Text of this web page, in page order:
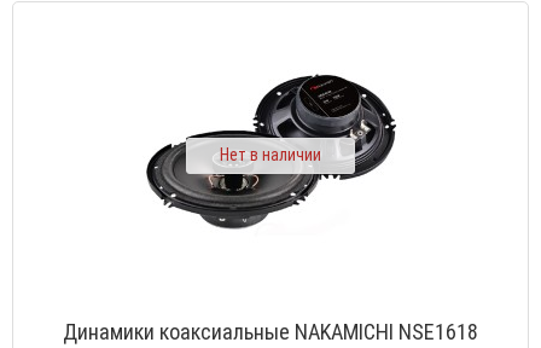
Нет в наличии
Динамики коаксиальные NAKAMICHI NSE1618